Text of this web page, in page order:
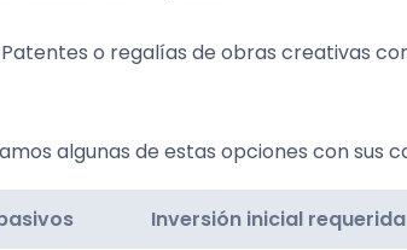
Patentes o regalías de obras creativas
algunas de estas opciones con sus
Inversión inicial requerida